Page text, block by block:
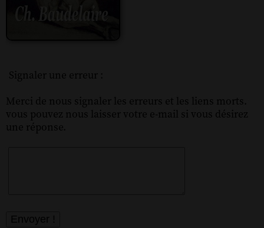
Signaler une erreur :
Merci de nous signaler les erreurs et les liens morts.
vous pouvez nous laisser votre e-mail si vous désirez
une réponse.